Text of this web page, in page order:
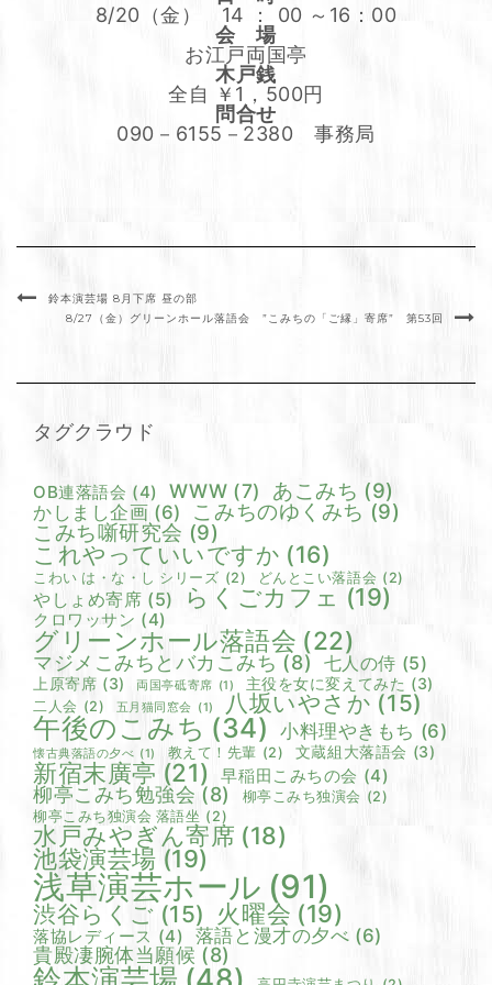
8/20（金） 14 ： 00 ～16：00
会 場
お江戸両国亭
木戸銭
全自 ￥1，500円
問合せ
090－6155－2380 事務局
鈴本演芸場 8月下席 昼の部
8/27（金）グリーンホール落語会 ”こみちの「ご縁」寄席” 第53回
タグクラウド
OB連落語会 (4) WWW (7) あこみち (9)
かしまし企画 (6) こみちのゆくみち (9)
こみち噺研究会 (9)
これやっていいですか (16)
こわい は・な・し シリーズ (2) どんとこい落語会 (2)
やしょめ寄席 (5) らくごカフェ (19)
クロワッサン (4)
グリーンホール落語会 (22)
マジメこみちとバカこみち (8) 七人の侍 (5)
上原寄席 (3) 両国亭砥寄席 (1) 主役を女に変えてみた (3)
二人会 (2) 五月猫同窓会 (1) 八坂いやさか (15)
午後のこみち (34) 小料理やきもち (6)
懐古典落語の夕べ (1) 教えて！先輩 (2) 文蔵組大落語会 (3)
新宿末廣亭 (21) 早稲田こみちの会 (4)
柳亭こみち勉強会 (8) 柳亭こみち独演会 (2)
柳亭こみち独演会 落語坐 (2)
水戸みやぎん寄席 (18)
池袋演芸場 (19)
浅草演芸ホール (91)
渋谷らくご (15) 火曜会 (19)
落協レディース (4) 落語と漫才の夕べ (6)
貴殿凄腕体当願候 (8)